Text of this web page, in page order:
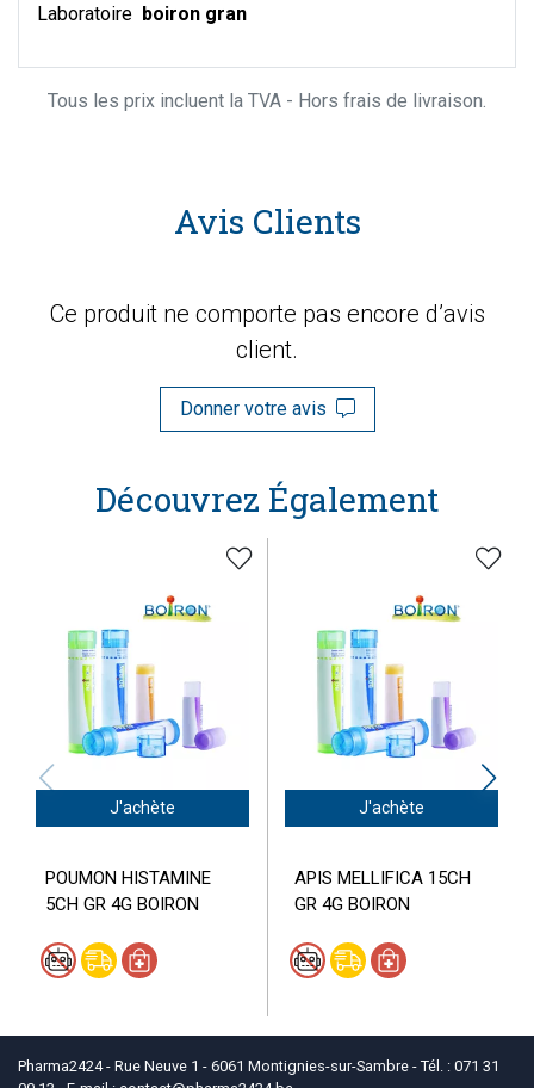
Laboratoire boiron gran
Tous les prix incluent la TVA - Hors frais de livraison.
Avis Clients
Ce produit ne comporte pas encore d’avis
client.
Donner votre avis
Découvrez Également
J'achète
POUMON HISTAMINE
5CH GR 4G BOIRON
J'achète
APIS MELLIFICA 15CH
GR 4G BOIRON
Pharma2424 - Rue Neuve 1 - 6061 Montignies-sur-Sambre - Tél. : 071 31